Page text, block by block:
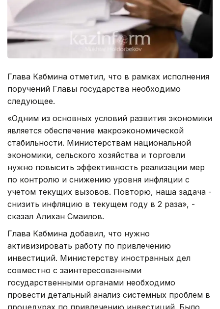
Глава Кабмина отметил, что в рамках исполнения
поручений Главы государства необходимо
следующее.
«Одним из основных условий развития экономики
является обеспечение макроэкономической
стабильности. Министерствам национальной
экономики, сельского хозяйства и торговли
нужно повысить эффективность реализации мер
по контролю и снижению уровня инфляции с
учетом текущих вызовов. Повторю, наша задача -
снизить инфляцию в текущем году в 2 раза», -
сказал Алихан Смаилов.
Глава Кабмина добавил, что нужно
активизировать работу по привлечению
инвестиций. Министерству иностранных дел
совместно с заинтересованными
государственными органами необходимо
провести детальный анализ системных проблем в
процедурах по привлечению инвестиций. Было